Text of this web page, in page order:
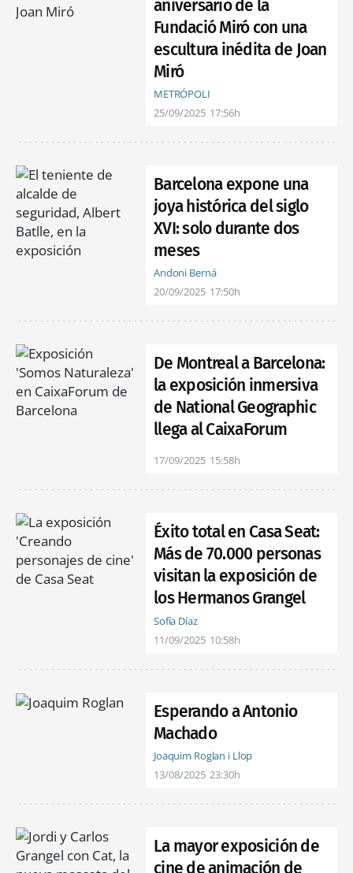
aniversario de la
Fundació Miró con una
escultura inédita de Joan
Miró
METRÓPOLI
25/09/2025 17:56h
Barcelona expone una
joya histórica del siglo
XVI: solo durante dos
meses
Andoni Berná
20/09/2025 17:50h
De Montreal a Barcelona:
la exposición inmersiva
de National Geographic
llega al CaixaForum
17/09/2025 15:58h
Éxito total en Casa Seat:
Más de 70.000 personas
visitan la exposición de
los Hermanos Grangel
Sofía Díaz
11/09/2025 10:58h
Esperando a Antonio
Machado
Joaquim Roglan i Llop
13/08/2025 23:30h
La mayor exposición de
cine de animación de